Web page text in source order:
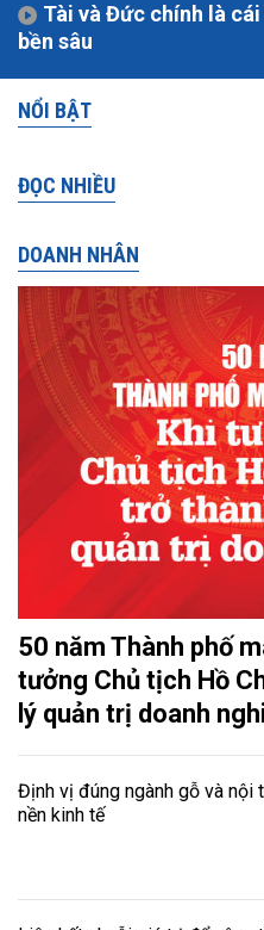
Tài và Đức chính là
bền sâu
NỔI BẬT
ĐỌC NHIỀU
DOANH NHÂN
50 năm Thành phố
tưởng Chủ tịch Hồ
lý quản trị doanh
Định vị đúng ngành gỗ và nội
nền kinh tế